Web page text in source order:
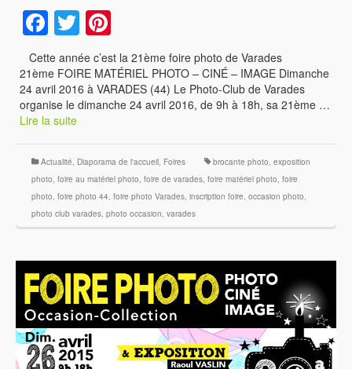
Facebook
Twitter
Cette année c’est la 21ème foire photo de Varades
21ème FOIRE MATÉRIEL PHOTO – CINÉ – IMAGE Dimanche
24 avril 2016 à VARADES (44) Le Photo-Club de Varades
organise le dimanche 24 avril 2016, de 9h à 18h, sa 21ème …
Lire la suite
Actualité, Diaporama de l'accueil, Foires brocante photo, exposition
photo, foire au matériel photo, foire de varades, foire matériel photo, foire
photo, foire photo 44, foire photo Varades, inscription foire, occasion photo,
photo club varades, photo occasion, varades